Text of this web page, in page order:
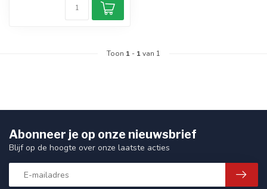
Toon 1 - 1van 1
Abonneer je op onze nieuwsbrief
Blijf op de hoogte over onze laatste acties